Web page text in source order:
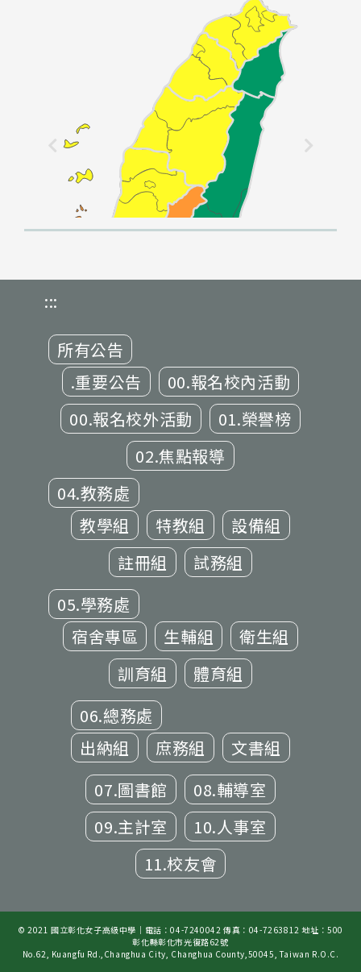
:::
所有公告
.重要公告
00.報名校內活動
00.報名校外活動
01.榮譽榜
02.焦點報導
04.教務處
教學組
特教組
設備組
註冊組
試務組
05.學務處
宿舍專區
生輔組
衛生組
訓育組
體育組
06.總務處
出納組
庶務組
文書組
07.圖書館
08.輔導室
09.主計室
10.人事室
11.校友會
© 2021 國立彰化女子高級中學｜電話：04-7240042 傳真：04-7263812 地址：500
彰化縣彰化市光復路62號
No.62, Kuangfu Rd.,Changhua City, Changhua County,50045, Taiwan R.O.C.